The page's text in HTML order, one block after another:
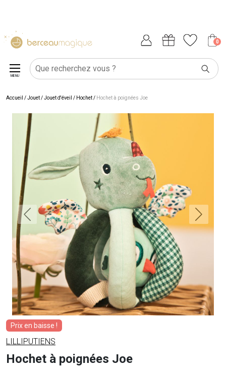
0
MENU
Accueil /Jouet/Jouet d'éveil / Hochet/ Hochet à poignées Joe
Prix en baisse !
LILLIPUTIENS
Hochet à poignées Joe